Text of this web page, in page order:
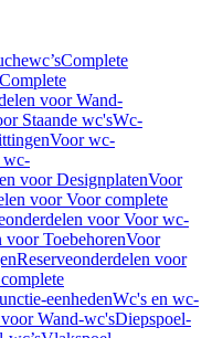
Complete
voor Wand-
Staande wc'sWc-
Voor wc-
wc-
voor DesignplatenVoor
voor Voor complete
voor Voor wc-
voor ToebehorenVoor
Reserveonderdelen voor
eenhedenWc's en wc-
Wand-wc'sDiepspoel-